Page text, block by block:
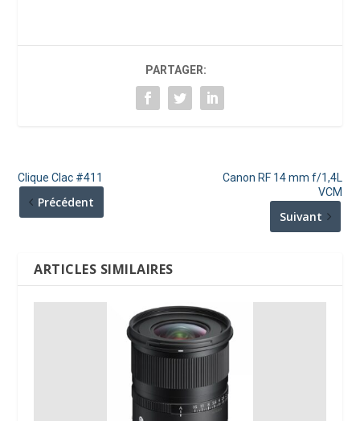
PARTAGER:
Clique Clac #411
Précédent
Canon RF 14 mm f/1,4L
VCM
Suivant
ARTICLES SIMILAIRES